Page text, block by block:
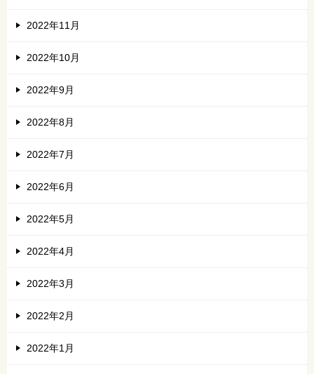
2022年11月
2022年10月
2022年9月
2022年8月
2022年7月
2022年6月
2022年5月
2022年4月
2022年3月
2022年2月
2022年1月